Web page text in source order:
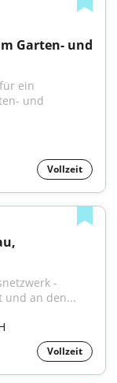
Garten- und
ein
und
Vollzeit
-
und an den...
Vollzeit